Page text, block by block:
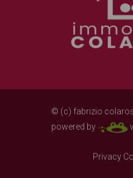
© (c) fabrizio
powered by
Privacy